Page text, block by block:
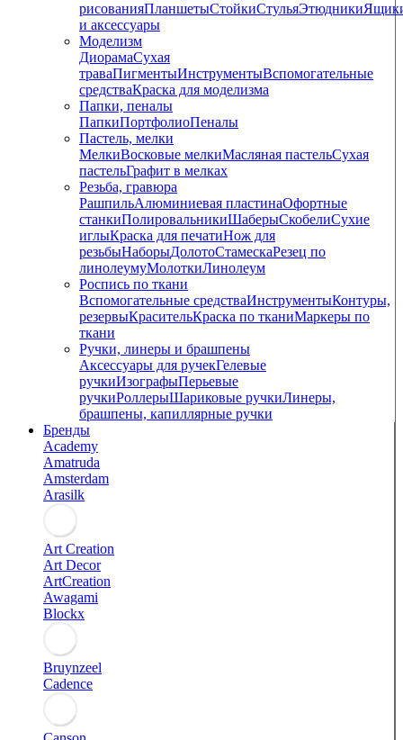
рисованияПланшетыСтойкиСтульяЭтюдники
и аксессуары
Моделизм
ДиорамаСухая
траваПигментыИнструментыВспомогательные
средстваКраска для моделизма
Папки, пеналы
ПапкиПортфолиоПеналы
Пастель, мелки
МелкиВосковые мелкиМасляная пастельСухая
пастельГрафит в мелках
Резьба, гравюра
РашпильАлюминиевая пластинаОфортные
станкиПолировальникиШаберыСкобелиСухие
иглыКраска для печатиНож для
резьбыНаборыДолотоСтамескаРезец по
линолеумуМолоткиЛинолеум
Роспись по ткани
Вспомогательные средстваИнструментыКонтуры,
резервыКрасительКраска по тканиМаркеры по
ткани
Ручки, линеры и брашпены
Аксессуары для ручекГелевые
ручкиИзографыПерьевые
ручкиРоллерыШариковые ручкиЛинеры,
брашпены, капиллярные ручки
Бренды
Academy
Amatruda
Amsterdam
Arasilk
Art Creation
Art Decor
ArtCreation
Awagami
Blockx
Bruynzeel
Cadence